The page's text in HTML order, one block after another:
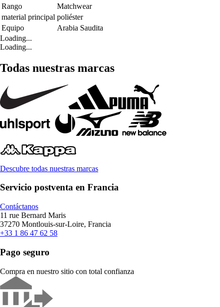
Rango
Matchwear
material principal poliéster
Equipo
Arabia Saudita
Loading...
Loading...
Todas nuestras marcas
Descubre todas nuestras marcas
Servicio postventa en Francia
Contáctanos
11 rue Bernard Maris
37270 Montlouis-sur-Loire, Francia
+33 1 86 47 62 58
Pago seguro
Compra en nuestro sitio con total confianza